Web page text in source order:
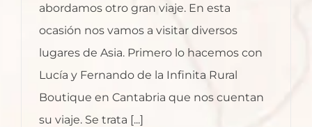
abordamos otro gran viaje. En esta
ocasión nos vamos a visitar diversos
lugares de Asia. Primero lo hacemos con
Lucía y Fernando de la Infinita Rural
Boutique en Cantabria que nos cuentan
su viaje. Se trata [...]